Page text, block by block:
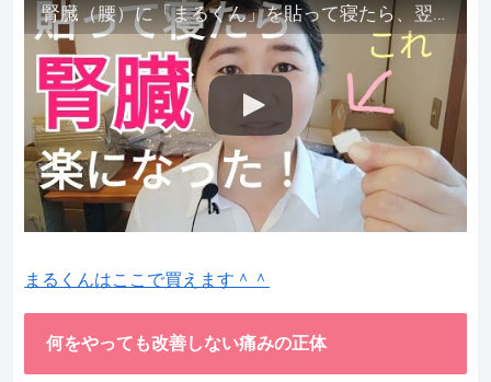
腎臓（腰）に「まるくん」を貼って寝たら、翌朝めちゃ楽でびっくりしました。腎臓叩いても痛くない！【お客様の声を試してみた】
まるくんはここで買えます＾＾
何をやっても改善しない痛みの正体